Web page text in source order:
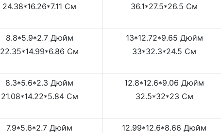
24.38*16.26*7.11 См
36.1*27.5*26.5 См
8.8*5.9*2.7 Дюйм
22.35*14.99*6.86 См
13*12.72*9.65 Дюйм
33*32.3*24.5 См
8.3*5.6*2.3 Дюйм
21.08*14.22*5.84 См
12.8*12.6*9.06 Дюйм
32.5*32*23 См
7.9*5.6*2.7 Дюйм
12.99*12.6*8.66 Дюйм